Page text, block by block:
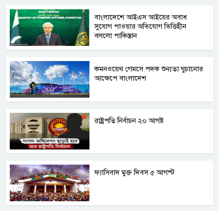
বাংলাদেশে আইএস আইয়ের অবাধ
সুযোগ পাওয়ার অভিযোগ ভিত্তিহীন
বললো পাকিস্তান
কমনওয়েথ গেমসে পদক শুন্যতা ঘুচানোর
আক্ষেপে বাংলাদেশ
রাষ্ট্রপতি নির্বাচন ২০ আগষ্ট
ফ্যাসিবাদ মুক্ত দিবস ৫ আগস্ট